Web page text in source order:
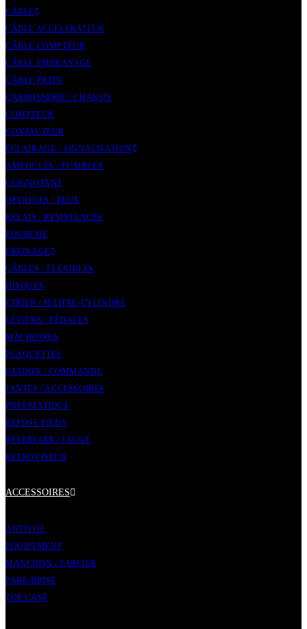
CÂBLE
CÂBLE ACCELERATEUR
CÂBLE COMPTEUR
CÂBLE EMBRAYAGE
CÂBLE FREIN
CARROSSERIE / CHASSIS
COMPTEUR
CONTACTEUR
ÉCLAIRAGE / SIGNALISATION
AMPOULES / FUSIBLES
CLIGNOTANT
OPTIQUES / FEUX
RELAIS / RESISTANCES
FOURCHE
FREINAGE
CÂBLES / FLEXIBLES
DISQUES
ÉTRIER / MAITRE-CYLINDRE
LEVIERS / PÉDALES
MÂCHOIRES
PLAQUETTES
GUIDON / COMMANDE
JANTES / ACCESSOIRES
PNEUMATIQUE
REPOSE PIEDS
RÉSERVOIR / JAUGE
RETROVISEUR
ACCESSOIRES
ANTIVOL
EQUIPEMENT
MANCHON / TABLIER
PARE-BRISE
TOP CASE